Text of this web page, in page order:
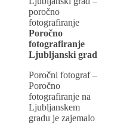
Poročno
fotografiranje
Ljubljanski grad
Poročni fotograf –
Poročno
fotografiranje na
Ljubljanskem
gradu je zajemalo